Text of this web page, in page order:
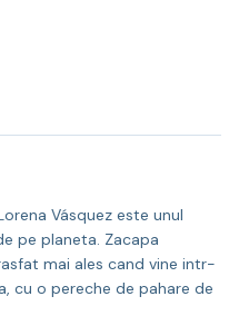
Vásquez este unul
pe planeta. Zacapa
mai ales cand vine intr-
cu o pereche de pahare de